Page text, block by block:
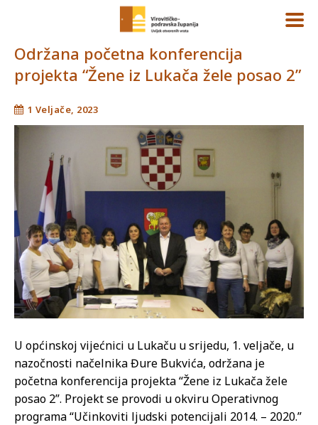
Održana početna konferencija
projekta “Žene iz Lukača žele posao 2”
1 Veljače, 2023
U općinskoj vijećnici u Lukaču u srijedu, 1. veljače, u
nazočnosti načelnika Đure Bukvića, održana je
početna konferencija projekta “Žene iz Lukača žele
posao 2”. Projekt se provodi u okviru Operativnog
programa “Učinkoviti ljudski potencijali 2014. – 2020.”